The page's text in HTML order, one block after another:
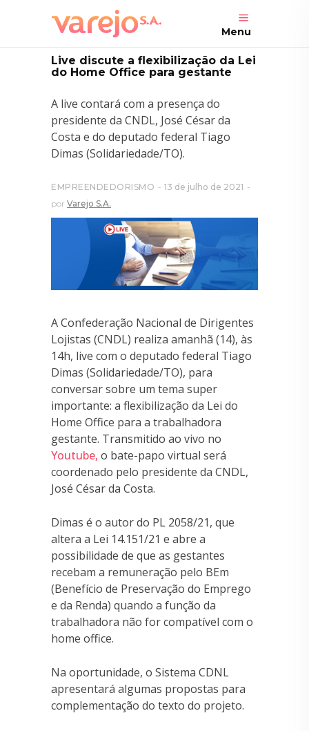
Menu
Live discute a flexibilização da Lei
do Home Office para gestante
A live contará com a presença do
presidente da CNDL, José César da
Costa e do deputado federal Tiago
Dimas (Solidariedade/TO).
EMPREENDEDORISMO
13 de julho de 2021
por Varejo S.A.
A Confederação Nacional de Dirigentes
Lojistas (CNDL) realiza amanhã (14), às
14h, live com o deputado federal Tiago
Dimas (Solidariedade/TO), para
conversar sobre um tema super
importante: a flexibilização da Lei do
Home Office para a trabalhadora
gestante. Transmitido ao vivo no
Youtube, o bate-papo virtual será
coordenado pelo presidente da CNDL,
José César da Costa.
Dimas é o autor do PL 2058/21, que
altera a Lei 14.151/21 e abre a
possibilidade de que as gestantes
recebam a remuneração pelo BEm
(Benefício de Preservação do Emprego
e da Renda) quando a função da
trabalhadora não for compatível com o
home office.
Na oportunidade, o Sistema CDNL
apresentará algumas propostas para
complementação do texto do projeto.